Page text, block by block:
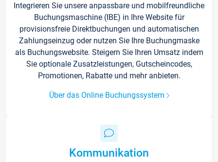
Integrieren Sie unsere anpassbare und mobilfreundliche
Buchungsmaschine (IBE) in Ihre Website für
provisionsfreie Direktbuchungen und automatischen
Zahlungseinzug oder nutzen Sie Ihre Buchungmaske
als Buchungswebsite. Steigern Sie Ihren Umsatz indem
Sie optionale Zusatzleistungen, Gutscheincodes,
Promotionen, Rabatte und mehr anbieten.
Über das Online Buchungssystem
Kommunikation